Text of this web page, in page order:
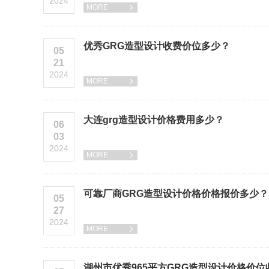
MORE 
05
21
2024
优秀GRG造型设计收费价位多少？
MORE 
06
03
2024
大连grg造型设计价格费用多少？
MORE 
05
27
2024
可靠厂商GRG造型设计价格价格报价多少？
MORE 